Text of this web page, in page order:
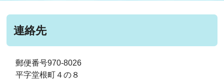
連絡先
郵便番号970-8026
平字堂根町４の８